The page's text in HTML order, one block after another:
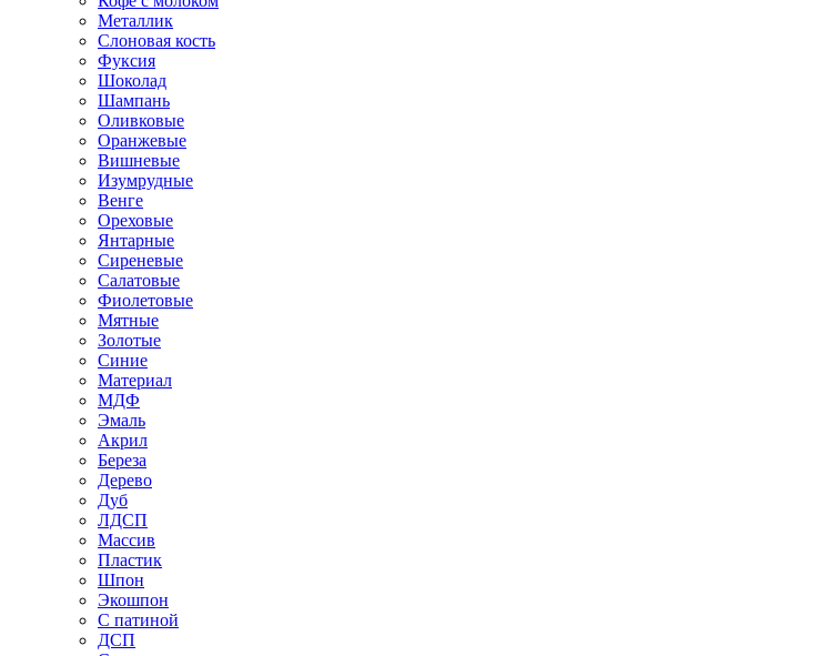
Металлик
Слоновая кость
Фуксия
Шоколад
Шампань
Оливковые
Оранжевые
Вишневые
Изумрудные
Венге
Ореховые
Янтарные
Сиреневые
Салатовые
Фиолетовые
Мятные
Золотые
Синие
Материал
МДФ
Эмаль
Акрил
Береза
Дерево
Дуб
ЛДСП
Массив
Пластик
Шпон
Экошпон
С патиной
ДСП